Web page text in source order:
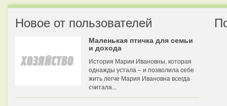
Новое от пользователей
Маленькая птичка для семьи
и дохода
История Марии Ивановны, которая
однажды устала – и позволила себе
жить легче Мария Ивановна всегда
считала...